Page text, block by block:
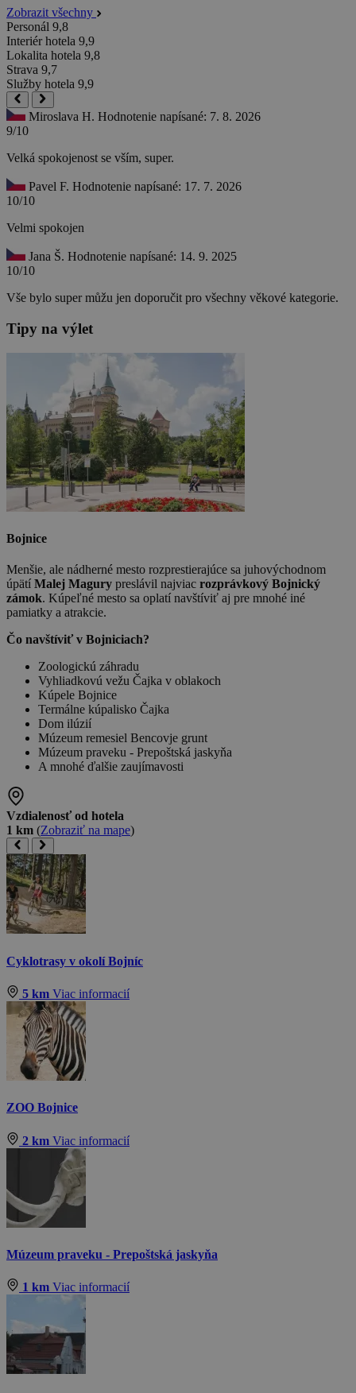
Zobrazit všechny
Personál 9,8
Interiér hotela 9,9
Lokalita hotela 9,8
Strava 9,7
Služby hotela 9,9
Miroslava H. Hodnotenie napísané: 7. 8. 2026
9/10
Velká spokojenost se vším, super.
Pavel F. Hodnotenie napísané: 17. 7. 2026
10/10
Velmi spokojen
Jana Š. Hodnotenie napísané: 14. 9. 2025
10/10
Vše bylo super můžu jen doporučit pro všechny věkové kategorie.
Tipy na výlet
Bojnice
Menšie, ale nádherné mesto rozprestierajúce sa juhovýchodnom
úpätí Malej Magury preslávil najviac rozprávkový Bojnický
zámok. Kúpeľné mesto sa oplatí navštíviť aj pre mnohé iné
pamiatky a atrakcie.
Čo navštíviť v Bojniciach?
Zoologickú záhradu
Vyhliadkovú vežu Čajka v oblakoch
Kúpele Bojnice
Termálne kúpalisko Čajka
Dom ilúzií
Múzeum remesiel Bencovje grunt
Múzeum praveku - Prepoštská jaskyňa
A mnohé ďalšie zaujímavosti
Vzdialenosť od hotela
1 km (Zobraziť na mape)
Cyklotrasy v okolí Bojníc
5 km Viac informacií
ZOO Bojnice
2 km Viac informacií
Múzeum praveku - Prepoštská jaskyňa
1 km Viac informacií